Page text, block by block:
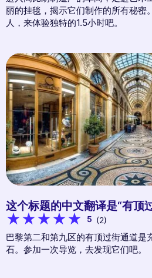
丽的挂毯，揭示它们制作的所有秘密
人，来体验独特的1.5小时吧。
这个标题的中文翻译是“有
5 (2)
巴黎第二和第九区的有顶过街通道是
石。参加一次导览，去发现它们吧。